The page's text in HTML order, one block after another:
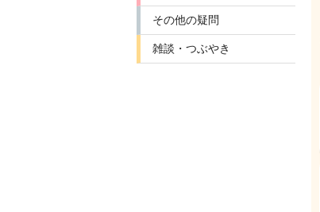
その他の疑問
雑談・つぶやき